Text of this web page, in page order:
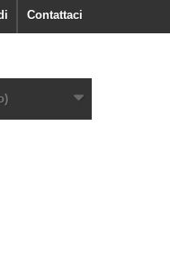
Contattaci